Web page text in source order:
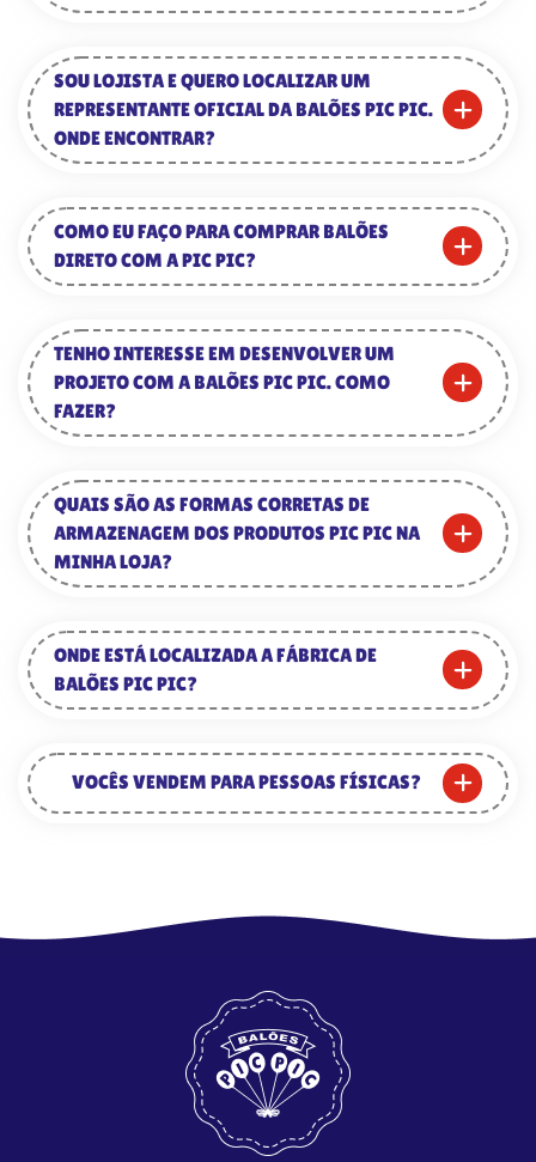
SOU LOJISTA E QUERO LOCALIZAR UM
REPRESENTANTE OFICIAL DA BALÕES PIC PIC.
ONDE ENCONTRAR?
COMO EU FAÇO PARA COMPRAR BALÕES
DIRETO COM A PIC PIC?
TENHO INTERESSE EM DESENVOLVER UM
PROJETO COM A BALÕES PIC PIC. COMO
FAZER?
QUAIS SÃO AS FORMAS CORRETAS DE
ARMAZENAGEM DOS PRODUTOS PIC PIC NA
MINHA LOJA?
ONDE ESTÁ LOCALIZADA A FÁBRICA DE
BALÕES PIC PIC?
VOCÊS VENDEM PARA PESSOAS FÍSICAS?